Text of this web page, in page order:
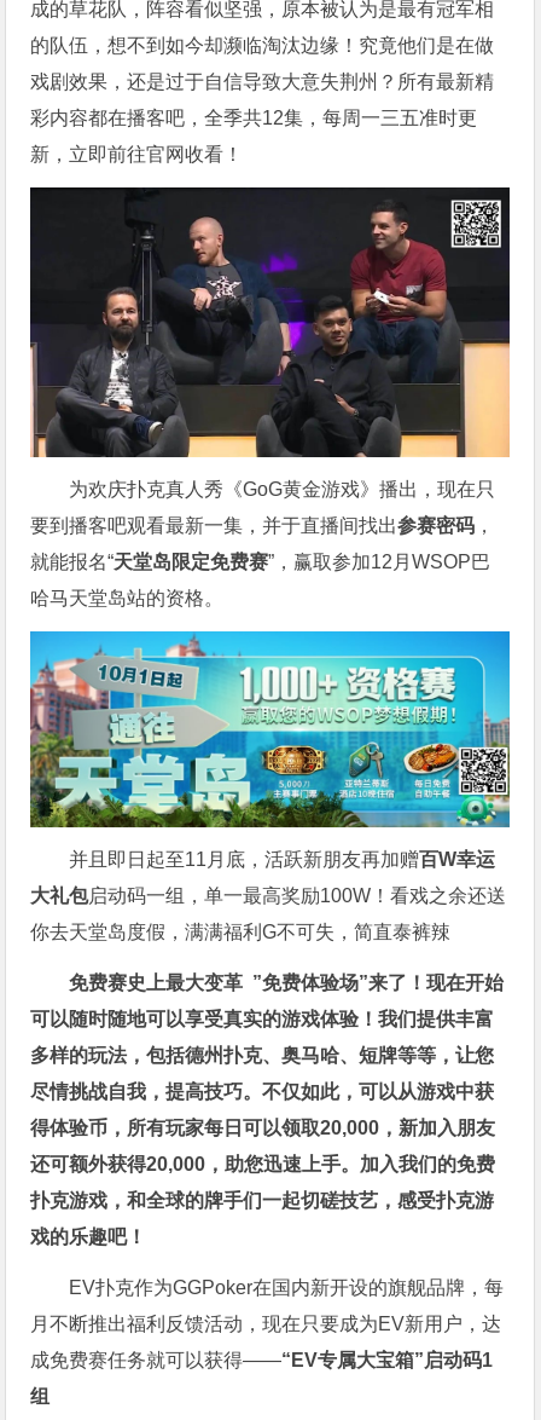
成的草花队，阵容看似坚强，原本被认为是最有冠军相
的队伍，想不到如今却濒临淘汰边缘！ 究竟他们是在做
戏剧效果，还是过于自信导致大意失荆州？ 所有最新精
彩内容都在播客吧，全季共12集，每周一三五准时更
新，立即前往官网收看！
为欢庆扑克真人秀《GoG黄金游戏》播出，现在只
要到播客吧观看最新一集，并于直播间找出参赛密码 ，
就能报名“天堂岛限定免费赛”，赢取参加12月WSOP巴
哈马天堂岛站的资格。
并且即日起至11月底，活跃新朋友再加赠百W幸运
大礼包启动码一组，单一最高奖励100W！看戏之余还送
你去天堂岛度假，满满福利G不可失，简直泰裤辣
免费赛史上最大变革 ”免费体验场”来了！现在开始
可以随时随地可以享受真实的游戏体验！我们提供丰富
多样的玩法，包括德州扑克、奥马哈、短牌等等，让您
尽情挑战自我，提高技巧。不仅如此，可以从游戏中获
得体验币，所有玩家每日可以领取20,000，新加入朋友
还可额外获得20,000，助您迅速上手。 加入我们的免费
扑克游戏，和全球的牌手们一起切磋技艺，感受扑克游
戏的乐趣吧！
EV扑克作为GGPoker在国内新开设的旗舰品牌，每
月不断推出福利反馈活动，现在只要成为EV新用户，达
成免费赛任务就可以获得——“EV专属大宝箱”启动码1
组